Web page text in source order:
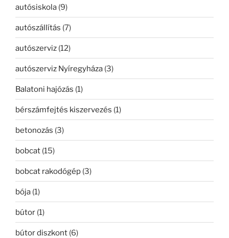
autósiskola (9)
autószállítás (7)
autószerviz (12)
autószerviz Nyíregyháza (3)
Balatoni hajózás (1)
bérszámfejtés kiszervezés (1)
betonozás (3)
bobcat (15)
bobcat rakodógép (3)
bója (1)
bútor (1)
bútor diszkont (6)